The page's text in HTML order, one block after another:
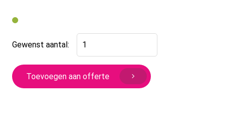
Gewenst aantal:
greep
Izora
aantal
Toevoegen aan offerte